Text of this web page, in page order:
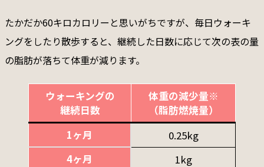
たかだか60キロカロリーと思いがちですが、毎日ウォーキ
ングをしたり散歩すると、継続した日数に応じて次の表の量
の脂肪が落ちて体重が減ります。
ウォーキングの
継続日数
体重の減少量※
（脂肪燃焼量）
1ヶ月
0.25kg
4ヶ月
1kg